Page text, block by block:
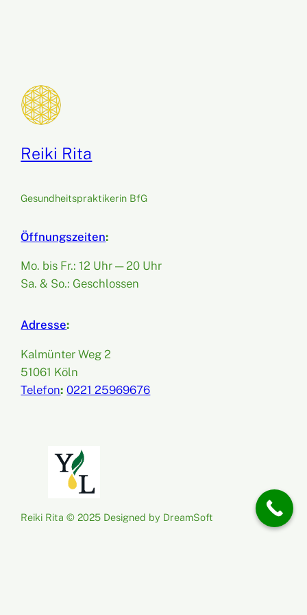
Reiki Rita
Gesundheitspraktikerin BfG
Öffnungszeiten:
Mo. bis Fr.: 12 Uhr — 20 Uhr
Sa. & So.: Geschlossen
Adresse:
Kalmünter Weg 2
51061 Köln
Telefon:0221 25969676
Reiki Rita © 2025 Designed by DreamSoft